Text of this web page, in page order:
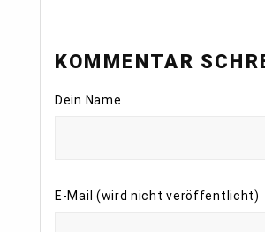
KOMMENTAR
Dein Name
E-Mail (wird nicht veröffentlicht)